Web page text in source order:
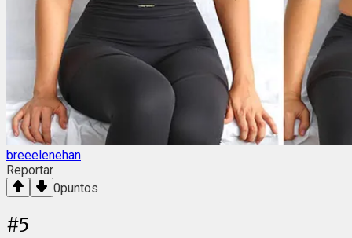
breeelenehan
Reportar
0puntos
#5